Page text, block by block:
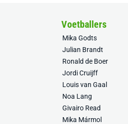
Voetballers
Mika Godts
Julian Brandt
Ronald de Boer
Jordi Cruijff
Louis van Gaal
Noa Lang
Givairo Read
Mika Mármol